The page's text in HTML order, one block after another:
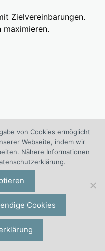
Zielvereinbarungen.
maximieren.
von Cookies ermöglicht
Webseite, indem wir
Nähere Informationen
Cookies